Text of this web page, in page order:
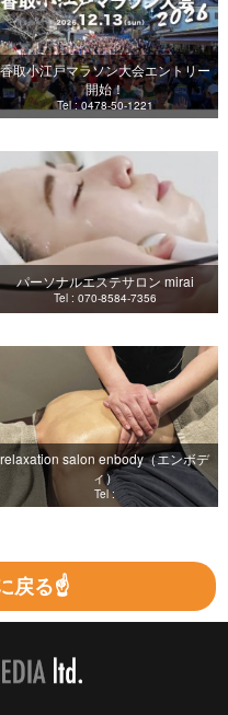
香取小江戸マラソン大会エントリー
開始！
Tel : 0478-50-1221
パーソナルエステサロン mirai
Tel : 070-8584-7356
relaxation salon enbody（エンボデ
ィ）
Tel :
戻る☝